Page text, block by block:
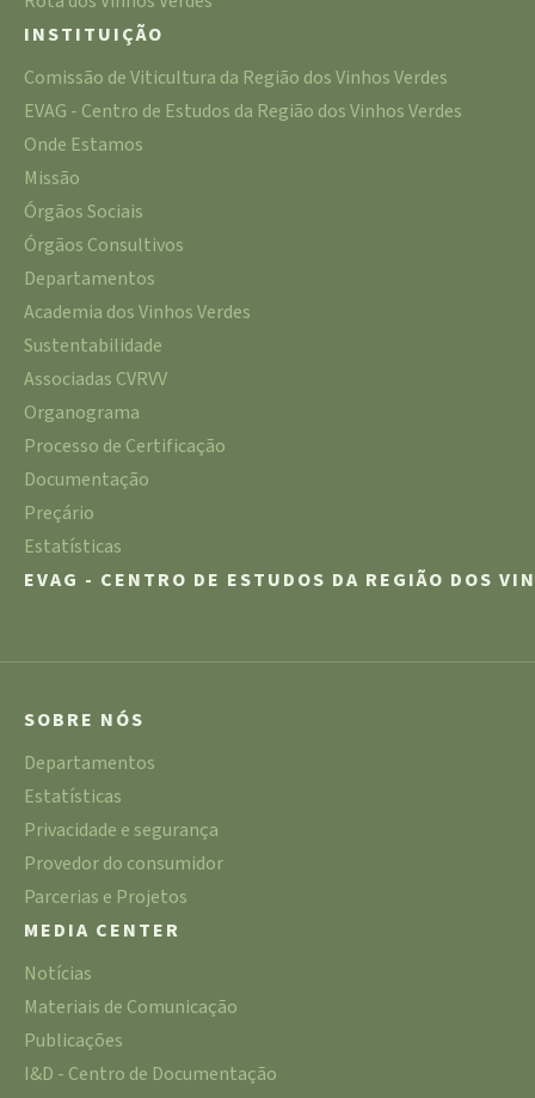
INSTITUIÇÃO
Comissão de Viticultura da Região dos Vinhos Verdes
EVAG - Centro de Estudos da Região dos Vinhos Verdes
Onde Estamos
Missão
Órgãos Sociais
Órgãos Consultivos
Departamentos
Academia dos Vinhos Verdes
Sustentabilidade
Associadas CVRVV
Organograma
Processo de Certificação
Documentação
Preçário
Estatísticas
EVAG - CENTRO DE ESTUDOS DA REGIÃO DOS
SOBRE NÓS
Departamentos
Estatísticas
Privacidade e segurança
Provedor do consumidor
Parcerias e Projetos
MEDIA CENTER
Notícias
Materiais de Comunicação
Publicações
I&D - Centro de Documentação